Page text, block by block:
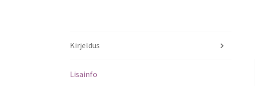
Kirjeldus
Lisainfo